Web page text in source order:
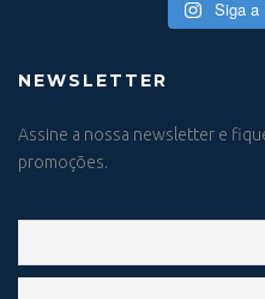
Siga a
NEWSLETTER
Assine a nossa newsletter e
promoções.